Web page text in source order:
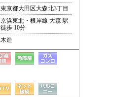
東京都大田区大森北3丁目
京浜東北・根岸線 大森 駅
徒歩 10分
木造